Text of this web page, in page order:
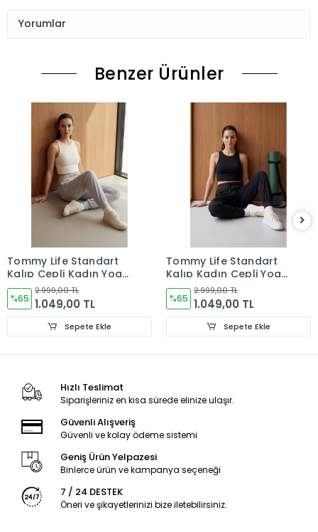
Yorumlar
Benzer Ürünler
Tommy Life Standart
Kalıp Cepli Kadın Yoga
Pantolon Taş 94677
%65
2.999,00 TL
1.049,00 TL
Sepete Ekle
Tommy Life Standart
Kalıp Kadın Cepli Yoga
Pantolon Siyah 94677
%65
2.999,00 TL
1.049,00 TL
Sepete Ekle
Hızlı Teslimat
Siparişleriniz en kısa sürede elinize ulaşır.
Güvenli Alışveriş
Güvenli ve kolay ödeme sistemi
Geniş Ürün Yelpazesi
Binlerce ürün ve kampanya seçeneği
7 / 24 DESTEK
Öneri ve şikayetlerinizi bize iletebilirsiniz.